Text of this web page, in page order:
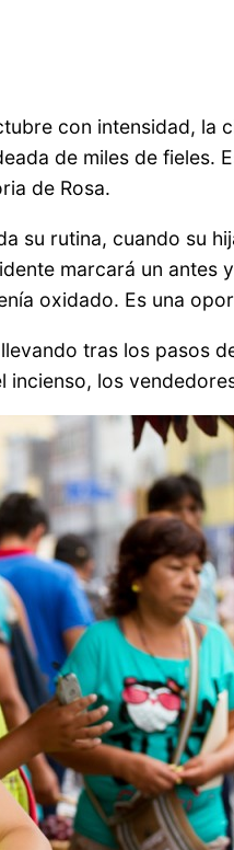
con intensidad,
de miles de fieles.
de Rosa.
su rutina, cuando su
marcará un antes
oxidado. Es una
tras los pasos
los